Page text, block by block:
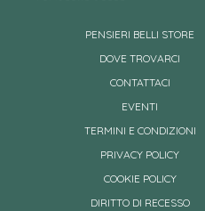
PENSIERI BELLI STORE
DOVE TROVARCI
CONTATTACI
EVENTI
TERMINI E CONDIZIONI
PRIVACY POLICY
COOKIE POLICY
DIRITTO DI RECESSO